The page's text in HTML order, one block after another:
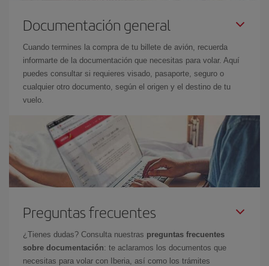
Documentación general
Cuando termines la compra de tu billete de avión, recuerda
informarte de la documentación que necesitas para volar. Aquí
puedes consultar si requieres visado, pasaporte, seguro o
cualquier otro documento, según el origen y el destino de tu
vuelo.
Preguntas frecuentes
¿Tienes dudas? Consulta nuestras preguntas frecuentes
sobre documentación: te aclaramos los documentos que
necesitas para volar con Iberia, así como los trámites